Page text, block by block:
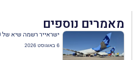
מאמרים נוספים
ישראייר רשמה שיא של 90 טיסות ביום אחד
6 באוגוסט 2026